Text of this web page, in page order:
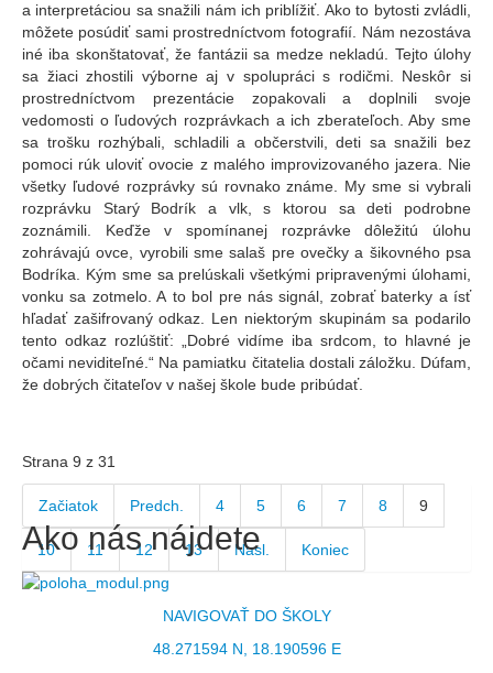
a interpretáciou sa snažili nám ich priblížiť. Ako to bytosti zvládli,
môžete posúdiť sami prostredníctvom fotografií. Nám nezostáva
iné iba skonštatovať, že fantázii sa medze nekladú. Tejto úlohy
sa žiaci zhostili výborne aj v spolupráci s rodičmi. Neskôr si
prostredníctvom prezentácie zopakovali a doplnili svoje
vedomosti o ľudových rozprávkach a ich zberateľoch. Aby sme
sa trošku rozhýbali, schladili a občerstvili, deti sa snažili bez
pomoci rúk uloviť ovocie z malého improvizovaného jazera. Nie
všetky ľudové rozprávky sú rovnako známe. My sme si vybrali
rozprávku Starý Bodrík a vlk, s ktorou sa deti podrobne
zoznámili. Keďže v spomínanej rozprávke dôležitú úlohu
zohrávajú ovce, vyrobili sme salaš pre ovečky a šikovného psa
Bodríka. Kým sme sa prelúskali všetkými pripravenými úlohami,
vonku sa zotmelo. A to bol pre nás signál, zobrať baterky a ísť
hľadať zašifrovaný odkaz. Len niektorým skupinám sa podarilo
tento odkaz rozlúštiť: „Dobré vidíme iba srdcom, to hlavné je
očami neviditeľné.“ Na pamiatku čitatelia dostali záložku. Dúfam,
že dobrých čitateľov v našej škole bude pribúdať.
Strana 9 z 31
Začiatok Predch. 4 5 6 7 8 9
10 11 12 13 Nasl. Koniec
Ako nás nájdete
NAVIGOVAŤ DO ŠKOLY
48.271594 N, 18.190596 E